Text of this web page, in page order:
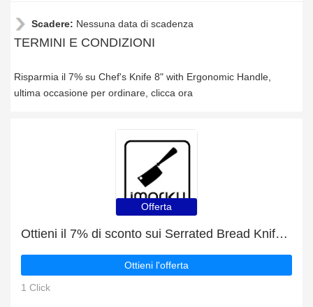
Scadere: Nessuna data di scadenza
TERMINI E CONDIZIONI
Risparmia il 7% su Chef's Knife 8" with Ergonomic Handle,
ultima occasione per ordinare, clicca ora
Offerta
Ottieni il 7% di sconto sui Serrated Bread Knife 10"
Ottieni l'offerta
1 Click